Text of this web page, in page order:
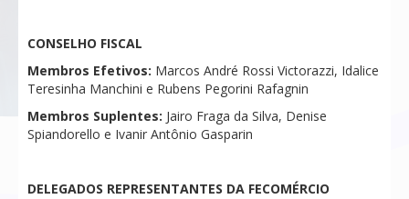
CONSELHO FISCAL
Membros Efetivos: Marcos André Rossi Victorazzi, Idalice
Teresinha Manchini e Rubens Pegorini Rafagnin
Membros Suplentes: Jairo Fraga da Silva, Denise
Spiandorello e Ivanir Antônio Gasparin
DELEGADOS REPRESENTANTES DA FECOMÉRCIO